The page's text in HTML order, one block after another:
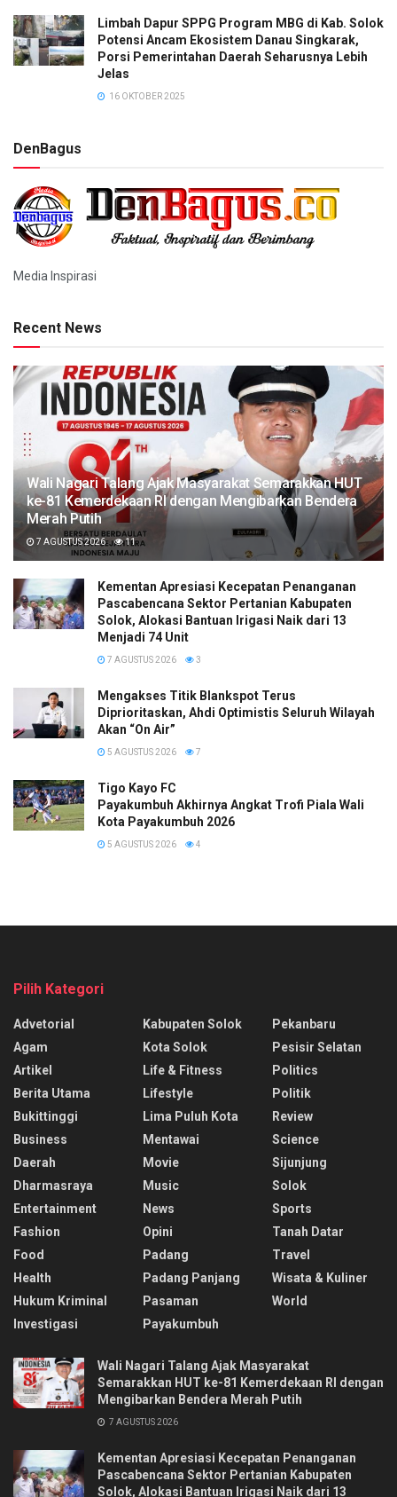
Limbah Dapur SPPG Program MBG di Kab. Solok
Potensi Ancam Ekosistem Danau Singkarak,
Porsi Pemerintahan Daerah Seharusnya Lebih
Jelas
16 OKTOBER 2025
DenBagus
Media Inspirasi
Recent News
Wali Nagari Talang Ajak Masyarakat Semarakkan HUT
ke-81 Kemerdekaan RI dengan Mengibarkan Bendera
Merah Putih
7 AGUSTUS 2026 11
Kementan Apresiasi Kecepatan Penanganan
Pascabencana Sektor Pertanian Kabupaten
Solok, Alokasi Bantuan Irigasi Naik dari 13
Menjadi 74 Unit
7 AGUSTUS 2026 3
Mengakses Titik Blankspot Terus
Diprioritaskan, Ahdi Optimistis Seluruh Wilayah
Akan “On Air”
5 AGUSTUS 2026 7
Tigo Kayo FC
Payakumbuh Akhirnya Angkat Trofi Piala Wali
Kota Payakumbuh 2026
5 AGUSTUS 2026 4
Pilih Kategori
Advetorial
Agam
Artikel
Berita Utama
Bukittinggi
Business
Daerah
Dharmasraya
Entertainment
Fashion
Food
Health
Hukum Kriminal
Investigasi
Kabupaten Solok
Kota Solok
Life & Fitness
Lifestyle
Lima Puluh Kota
Mentawai
Movie
Music
News
Opini
Padang
Padang Panjang
Pasaman
Payakumbuh
Pekanbaru
Pesisir Selatan
Politics
Politik
Review
Science
Sijunjung
Solok
Sports
Tanah Datar
Travel
Wisata & Kuliner
World
Wali Nagari Talang Ajak Masyarakat
Semarakkan HUT ke-81 Kemerdekaan RI dengan
Mengibarkan Bendera Merah Putih
7 AGUSTUS 2026
Kementan Apresiasi Kecepatan Penanganan
Pascabencana Sektor Pertanian Kabupaten
Solok, Alokasi Bantuan Irigasi Naik dari 13